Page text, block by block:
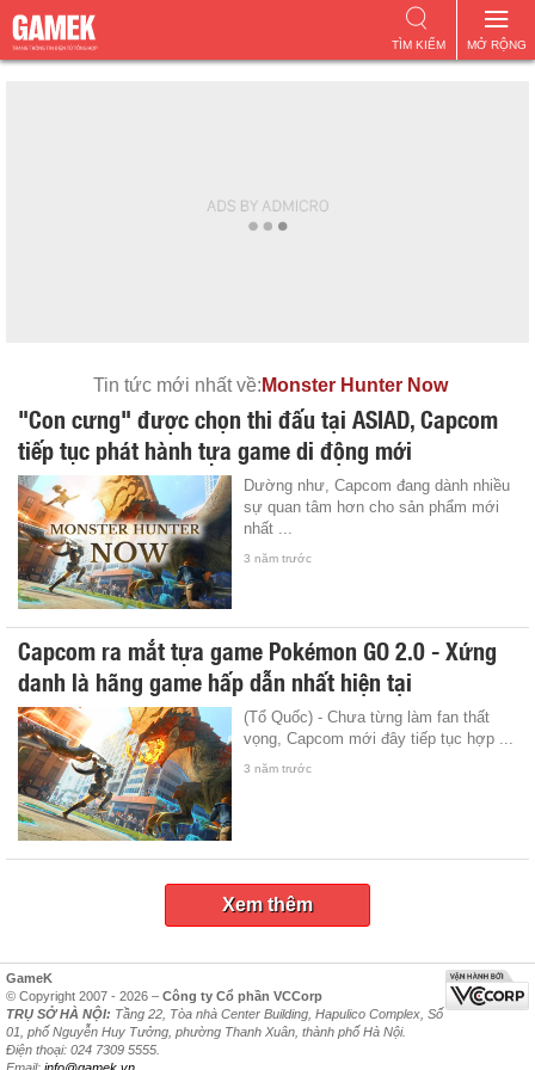
MỞ RỘNG
TÌM KIẾM
Tin tức mới nhất về: Monster Hunter Now
"Con cưng" được chọn thi đấu tại ASIAD, Capcom
tiếp tục phát hành tựa game di động mới
Dường như, Capcom đang dành nhiều
sự quan tâm hơn cho sản phẩm mới
nhất ...
3 năm trước
Capcom ra mắt tựa game Pokémon GO 2.0 - Xứng
danh là hãng game hấp dẫn nhất hiện tại
(Tổ Quốc) - Chưa từng làm fan thất
vọng, Capcom mới đây tiếp tục hợp ...
3 năm trước
Xem thêm
GameK
© Copyright 2007 - 2026 – Công ty Cổ phần VCCorp
TRỤ SỞ HÀ NỘI: Tầng 22, Tòa nhà Center Building, Hapulico Complex, Số
01, phố Nguyễn Huy Tưởng, phường Thanh Xuân, thành phố Hà Nội.
Điện thoại: 024 7309 5555.